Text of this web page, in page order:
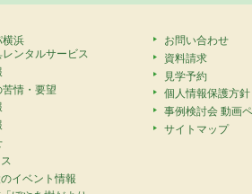
横浜
ンタルサービス
情・要望
イベント情報
お問い合わせ
資料請求
見学予約
個人情報保護方針
事例検討会 動画
サイトマップ